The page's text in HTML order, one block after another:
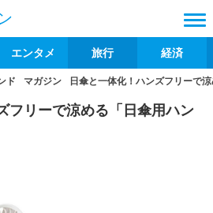
エンタメ 旅行 経済
ド マガジン 日傘と一体化！ハンズフリーで
フリーで涼める「日傘用ハン